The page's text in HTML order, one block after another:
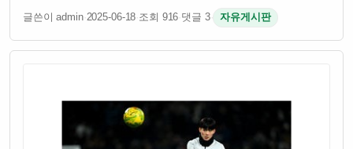
한국에서 건강한 노년을 위한 체육 정책이 절실함 스포츠를
통해 어릴 때부터 건강하게 키우고 늙을수록도 운동으로 삶의
질 유지하려는 접근이 필요하다는 거임…
글쓴이 admin·2025-06-18·조회 916·댓글 3· 자유게시판